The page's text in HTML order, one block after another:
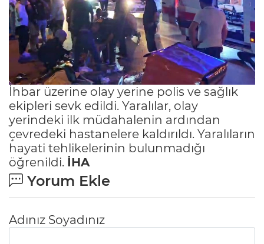
İhbar üzerine olay yerine polis ve sağlık
ekipleri sevk edildi. Yaralılar, olay
yerindeki ilk müdahalenin ardından
çevredeki hastanelere kaldırıldı. Yaralıların
hayati tehlikelerinin bulunmadığı
öğrenildi. İHA
Yorum Ekle
Adınız Soyadınız